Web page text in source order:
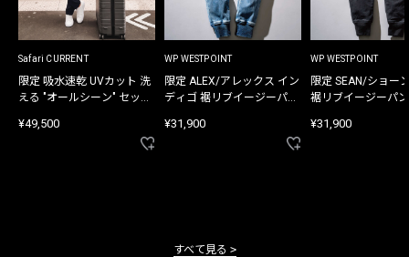
Safari CURRENT
限定 吸水速乾 UVカット 洗
える "オールシーン" セット
¥49,500
WP WESTPOINT
限定 ALEX/アレックス イン
ディゴ 裾リブイージーパン
¥31,900
WP WESTPOINT
限定 SEAN/ショー
裾リブイージーパ
¥31,900
すべて見る